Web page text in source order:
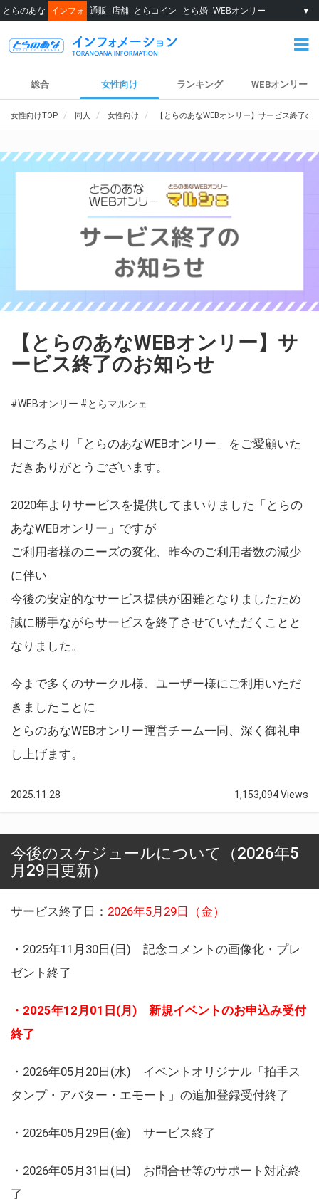
とらのあな インフォ 通販 店舗 とらコイン とら婚 WEBオンリー ▼
総合 女性向け ランキング WEBオンリー
女性向けTOP 同人 女性向け 【とらのあなWEBオンリー】サービス終了の
【とらのあなWEBオンリー】サ
ービス終了のお知らせ
#WEBオンリー #とらマルシェ
日ごろより「とらのあなWEBオンリー」をご愛顧いた
だきありがとうございます。
2020年よりサービスを提供してまいりました「とらの
あなWEBオンリー」ですが
ご利用者様のニーズの変化、昨今のご利用者数の減少
に伴い
今後の安定的なサービス提供が困難となりましたため
誠に勝手ながらサービスを終了させていただくことと
なりました。
今まで多くのサークル様、ユーザー様にご利用いただ
きましたことに
とらのあなWEBオンリー運営チーム一同、深く御礼申
し上げます。
2025.11.28 1,153,094 Views
今後のスケジュールについて（2026年5
月29日更新）
サービス終了日： 2026年5月29日（金）
・2025年11月30日(日) 記念コメントの画像化・プレ
ゼント終了
・2025年12月01日(月) 新規イベントのお申込み受付
終了
・2026年05月20日(水) イベントオリジナル「拍手ス
タンプ・アバター・エモート」の追加登録受付終了
・2026年05月29日(金) サービス終了
・2026年05月31日(日) お問合せ等のサポート対応終
了